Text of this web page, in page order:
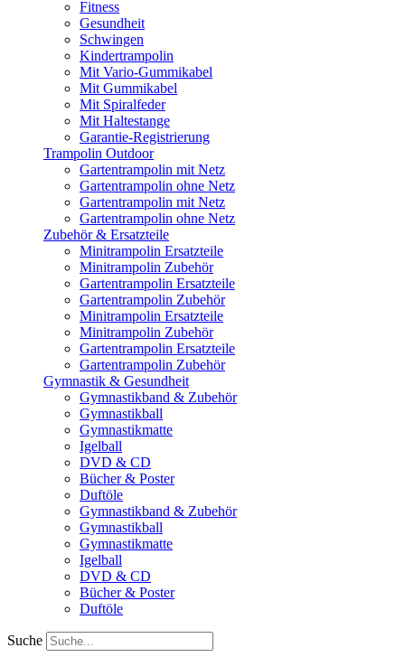
Fitness
Gesundheit
Schwingen
Kindertrampolin
Mit Vario-Gummikabel
Mit Gummikabel
Mit Spiralfeder
Mit Haltestange
Garantie-Registrierung
Trampolin Outdoor
Gartentrampolin mit Netz
Gartentrampolin ohne Netz
Gartentrampolin mit Netz
Gartentrampolin ohne Netz
Zubehör & Ersatzteile
Minitrampolin Ersatzteile
Minitrampolin Zubehör
Gartentrampolin Ersatzteile
Gartentrampolin Zubehör
Minitrampolin Ersatzteile
Minitrampolin Zubehör
Gartentrampolin Ersatzteile
Gartentrampolin Zubehör
Gymnastik & Gesundheit
Gymnastikband & Zubehör
Gymnastikball
Gymnastikmatte
Igelball
DVD & CD
Bücher & Poster
Duftöle
Gymnastikband & Zubehör
Gymnastikball
Gymnastikmatte
Igelball
DVD & CD
Bücher & Poster
Duftöle
Suche